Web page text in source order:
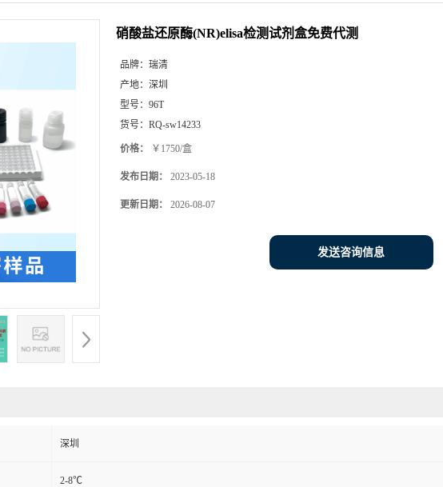
硝酸盐还原酶(NR)elisa检测试剂盒免费代测
品牌： 瑞清
产地： 深圳
型号： 96T
货号： RQ-sw14233
价格： ￥1750/盒
发布日期： 2023-05-18
更新日期： 2026-08-07
发送咨询信息
深圳
2-8℃